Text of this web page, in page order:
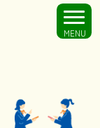
MENU